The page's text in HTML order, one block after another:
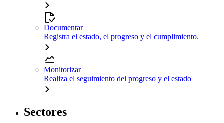
Documentar
Registra el estado, el progreso y el cumplimiento.
Monitorizar
Realiza el seguimiento del progreso y el estado
Sectores